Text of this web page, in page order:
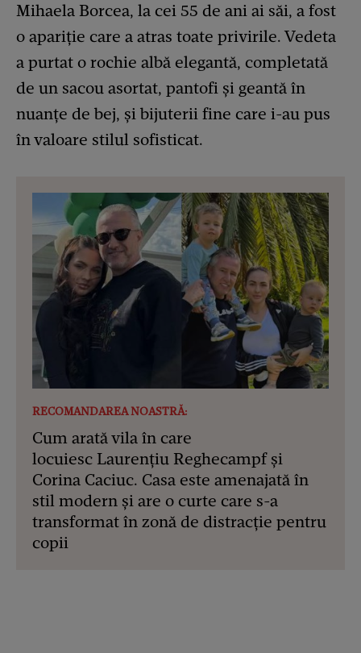
Mihaela Borcea, la cei 55 de ani ai săi, a fost
o apariție care a atras toate privirile. Vedeta
a purtat o rochie albă elegantă, completată
de un sacou asortat, pantofi și geantă în
nuanțe de bej, și bijuterii fine care i-au pus
în valoare stilul sofisticat.
RECOMANDAREA NOASTRĂ:
Cum arată vila în care
locuiesc Laurențiu Reghecampf și
Corina Caciuc. Casa este amenajată în
stil modern și are o curte care s-a
transformat în zonă de distracție pentru
copii